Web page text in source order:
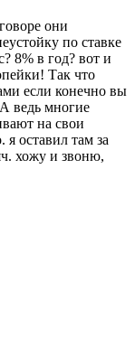
они
по ставке
8% в год? вот и
Так что
если конечно вы
ведь многие
на свои
я оставил там за
хожу и звоню,